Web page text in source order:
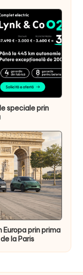
speciale prin
prin prima
la Paris